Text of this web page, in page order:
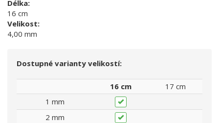
Délka:
16 cm
Velikost:
4,00 mm
Dostupné varianty velikostí:
16 cm
17 cm
1 mm
2 mm